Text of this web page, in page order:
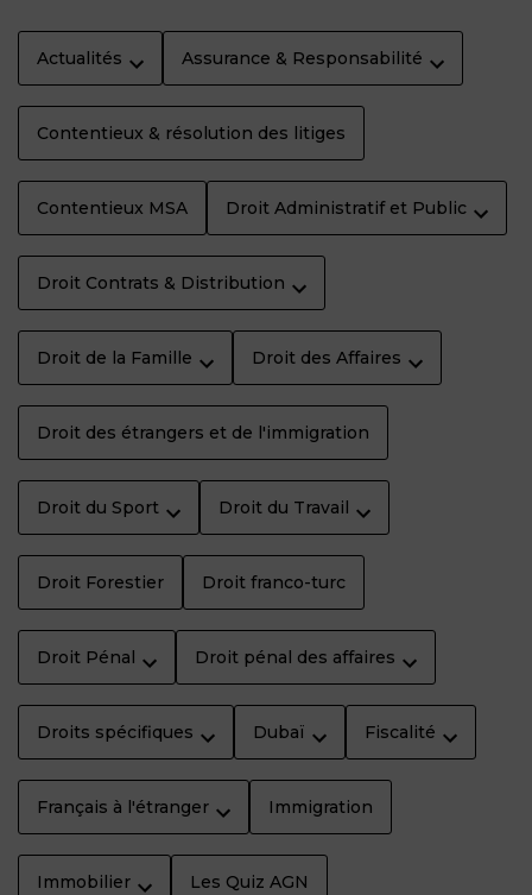
Actualités Assurance & Responsabilité
Contentieux & résolution des litiges
Contentieux MSA Droit Administratif et Public
Droit Contrats & Distribution
Droit de la Famille Droit des Affaires
Droit des étrangers et de l'immigration
Droit du Sport Droit du Travail
Droit Forestier Droit franco-turc
Droit Pénal Droit pénal des affaires
Droits spécifiques Dubaï Fiscalité
Français à l'étranger Immigration
Immobilier Les Quiz AGN